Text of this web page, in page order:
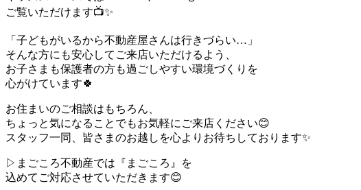
ご覧いただけます📺✨
「子どもがいるから不動産屋さんは行きづらい…」
そんな方にも安心してご来店いただけるよう、
お子さまも保護者の方も過ごしやすい環境づくりを
心がけています🍀
お住まいのご相談はもちろん、
ちょっと気になることでもお気軽にご来店ください😊
スタッフ一同、皆さまのお越しを心よりお待ちしております✨
▷まごころ不動産では『まごころ』を
込めてご対応させていただきます😊